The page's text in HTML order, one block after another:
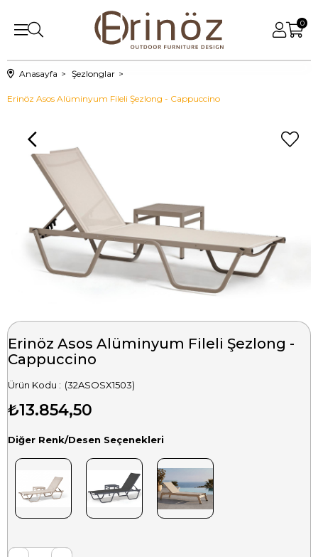
0
Anasayfa Şezlonglar
Erinöz Asos Alüminyum Fileli Şezlong - Cappuccino
Erinöz Asos Alüminyum Fileli Şezlong -
Cappuccino
(32ASOSX1503)
₺13.854,50
Diğer Renk/Desen Seçenekleri